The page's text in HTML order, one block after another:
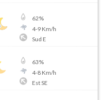
62%
4-9Km/h
Sud E
63%
4-8Km/h
Est SE